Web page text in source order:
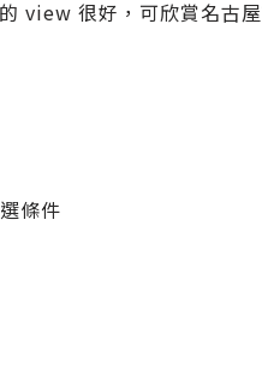
view 很好，可欣賞名古
條件